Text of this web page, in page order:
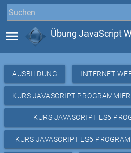
menu Übung JavaScript
AUSBILDUNG INTERNET
KURS JAVASCRIPT
KURS JAVASCRIPT ES6
KURS JAVASCRIPT ES6